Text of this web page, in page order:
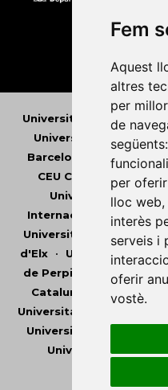
Fem
Aquest
altres
per
de
següents:
per
lloc web,
interès
serveis i
oferir
vostè.
Universitat Abat Oliba
Universitat d'Andorra
Barcelona
CEU Cardenal Herrera
Universitat de les
Internacional de
Universitat de Lleida•
d'Elx• Universitat
de Perpinyà Via Domitia
Catalunya
Universitat Pompeu Fabra
Universitat Rovira i Virgili
Universitat de
Universitat